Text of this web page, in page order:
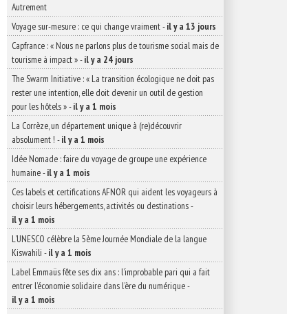
Autrement
Voyage sur-mesure : ce qui change vraiment-il y a 13 jours
Capfrance : « Nous ne parlons plus de tourisme social mais de
tourisme à impact »-il y a 24 jours
The Swarm Initiative : « La transition écologique ne doit pas
rester une intention, elle doit devenir un outil de gestion
pour les hôtels »-il y a 1 mois
La Corrèze, un département unique à (re)découvrir
absolument ! -il y a 1 mois
Idée Nomade : faire du voyage de groupe une expérience
humaine-il y a 1 mois
Ces labels et certifications AFNOR qui aident les voyageurs à
choisir leurs hébergements, activités ou destinations-
il y a 1 mois
L’UNESCO célèbre la 5ème Journée Mondiale de la langue
Kiswahili -il y a 1 mois
Label Emmaüs fête ses dix ans : l’improbable pari qui a fait
entrer l’économie solidaire dans l’ère du numérique-
il y a 1 mois